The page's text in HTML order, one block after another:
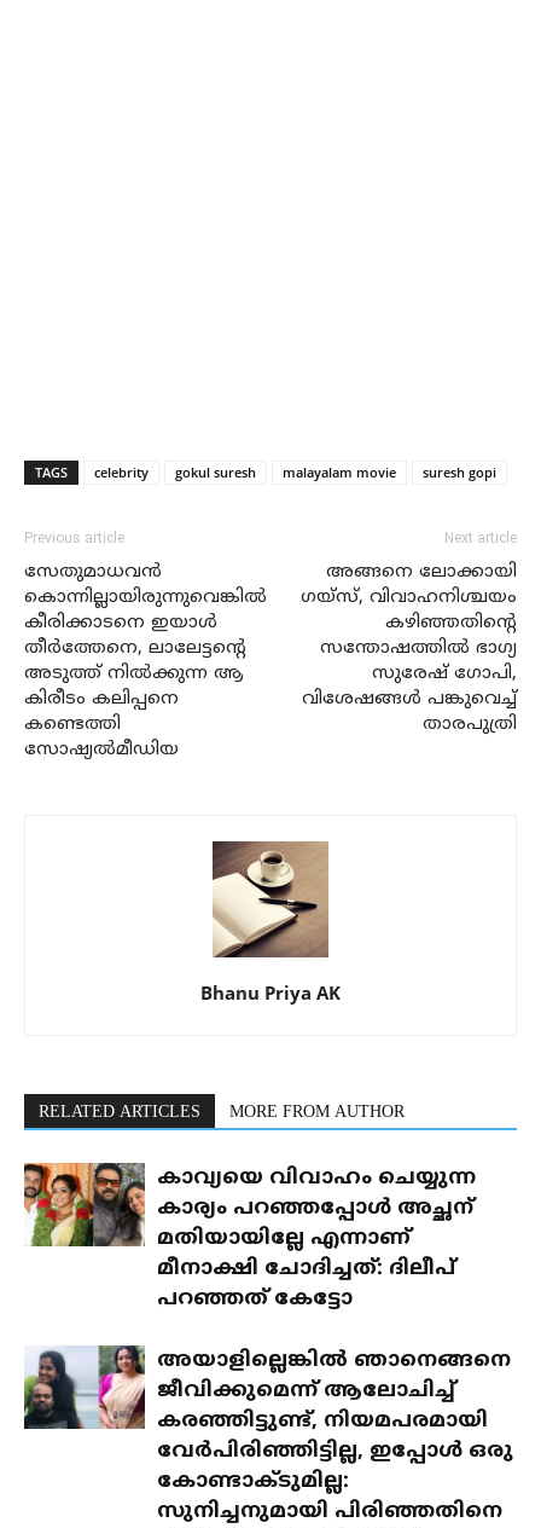
TAGS celebrity gokul suresh malayalam movie suresh gopi
Previous article
സേതുമാധവന്‍
കൊന്നില്ലായിരുന്നുവെങ്കില്‍
കീരിക്കാടനെ ഇയാള്‍
തീര്‍ത്തേനെ, ലാലേട്ടന്റെ
അടുത്ത് നില്‍ക്കുന്ന ആ
കിരീടം കലിപ്പനെ
കണ്ടെത്തി
സോഷ്യല്‍മീഡിയ
Next article
അങ്ങനെ ലോക്കായി
ഗയ്‌സ്, വിവാഹനിശ്ചയം
കഴിഞ്ഞതിന്റെ
സന്തോഷത്തില്‍ ഭാഗ്യ
സുരേഷ് ഗോപി,
വിശേഷങ്ങള്‍ പങ്കുവെച്ച്
താരപുത്രി
Bhanu Priya AK
RELATED ARTICLES MORE FROM AUTHOR
കാവ്യയെ വിവാഹം ചെയ്യുന്ന
കാര്യം പറഞ്ഞപ്പോൾ അച്ഛന്
മതിയായില്ലേ എന്നാണ്
മീനാക്ഷി ചോദിച്ചത്: ദിലീപ്
പറഞ്ഞത് കേട്ടോ
അയാളില്ലെങ്കിൽ ഞാനെങ്ങനെ
ജീവിക്കുമെന്ന് ആലോചിച്ച്
കരഞ്ഞിട്ടുണ്ട്, നിയമപരമായി
വേർപിരിഞ്ഞിട്ടില്ല, ഇപ്പോൾ ഒരു
കോണ്ടാക്ടുമില്ല:
സുനിച്ചനുമായി പിരിഞ്ഞതിനെ